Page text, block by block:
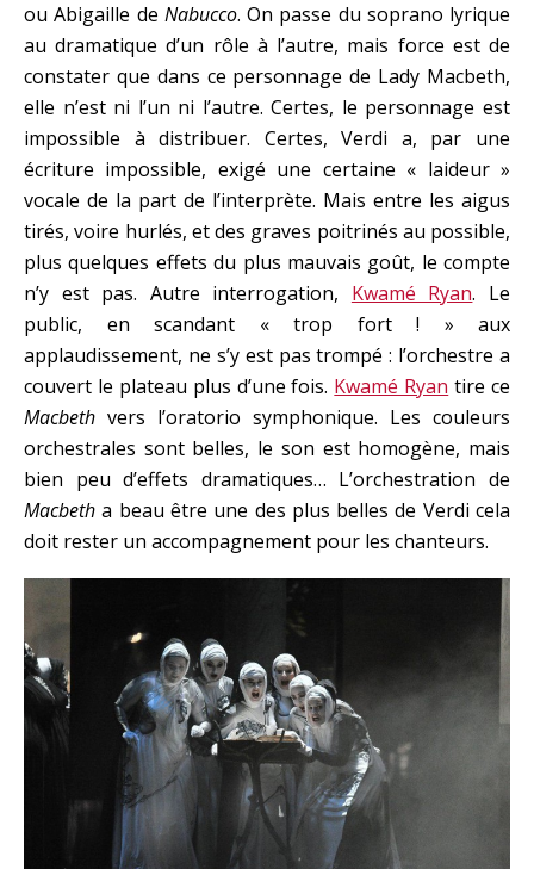
ou Abigaille de Nabucco. On passe du soprano lyrique
au dramatique d’un rôle à l’autre, mais force est de
constater que dans ce personnage de Lady Macbeth,
elle n’est ni l’un ni l’autre. Certes, le personnage est
impossible à distribuer. Certes, Verdi a, par une
écriture impossible, exigé une certaine « laideur »
vocale de la part de l’interprète. Mais entre les aigus
tirés, voire hurlés, et des graves poitrinés au possible,
plus quelques effets du plus mauvais goût, le compte
n’y est pas. Autre interrogation, Kwamé Ryan. Le
public, en scandant « trop fort ! » aux
applaudissement, ne s’y est pas trompé : l’orchestre a
couvert le plateau plus d’une fois. Kwamé Ryan tire ce
Macbeth vers l’oratorio symphonique. Les couleurs
orchestrales sont belles, le son est homogène, mais
bien peu d’effets dramatiques… L’orchestration de
Macbeth a beau être une des plus belles de Verdi cela
doit rester un accompagnement pour les chanteurs.